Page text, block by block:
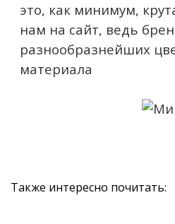
это, как минимум,
нам на сайт, ведь
разнообразнейших
материала
Также интересно почитать: